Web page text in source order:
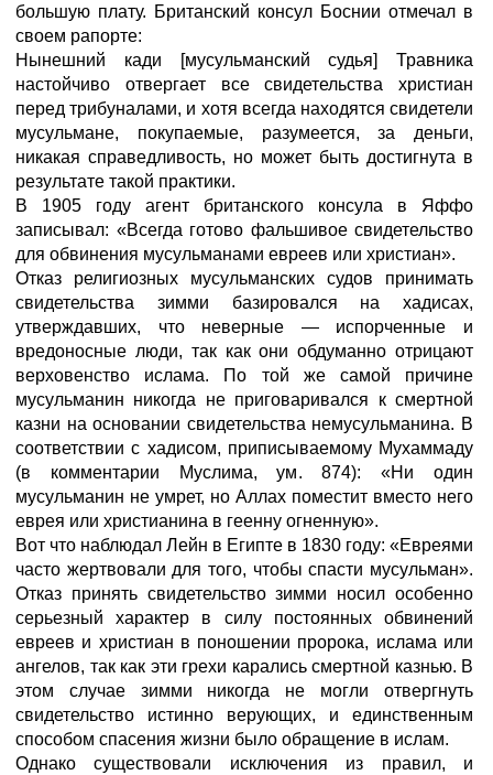
большую плату. Британский консул Боснии отмечал в
своем рапорте:
Нынешний кади [мусульманский судья] Травника
настойчиво отвергает все свидетельства христиан
перед трибуналами, и хотя всегда находятся свидетели
мусульмане, покупаемые, разумеется, за деньги,
никакая справедливость, но может быть достигнута в
результате такой практики.
В 1905 году агент британского консула в Яффо
записывал: «Всегда готово фальшивое свидетельство
для обвинения мусульманами евреев или христиан».
Отказ религиозных мусульманских судов принимать
свидетельства зимми базировался на хадисах,
утверждавших, что неверные — испорченные и
вредоносные люди, так как они обдуманно отрицают
верховенство ислама. По той же самой причине
мусульманин никогда не приговаривался к смертной
казни на основании свидетельства немусульманина. В
соответствии с хадисом, приписываемому Мухаммаду
(в комментарии Муслима, ум. 874): «Ни один
мусульманин не умрет, но Аллах поместит вместо него
еврея или христианина в геенну огненную».
Вот что наблюдал Лейн в Египте в 1830 году: «Евреями
часто жертвовали для того, чтобы спасти мусульман».
Отказ принять свидетельство зимми носил особенно
серьезный характер в силу постоянных обвинений
евреев и христиан в поношении пророка, ислама или
ангелов, так как эти грехи карались смертной казнью. В
этом случае зимми никогда не могли отвергнуть
свидетельство истинно верующих, и единственным
способом спасения жизни было обращение в ислам.
Однако существовали исключения из правил, и